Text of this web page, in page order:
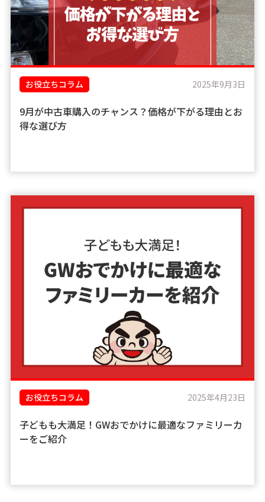
お役立ちコラム 2025年9月3日
9月が中古車購入のチャンス？価格が下がる理由とお
得な選び方
お役立ちコラム 2025年4月23日
子どもも大満足！GWおでかけに最適なファミリーカ
ーをご紹介